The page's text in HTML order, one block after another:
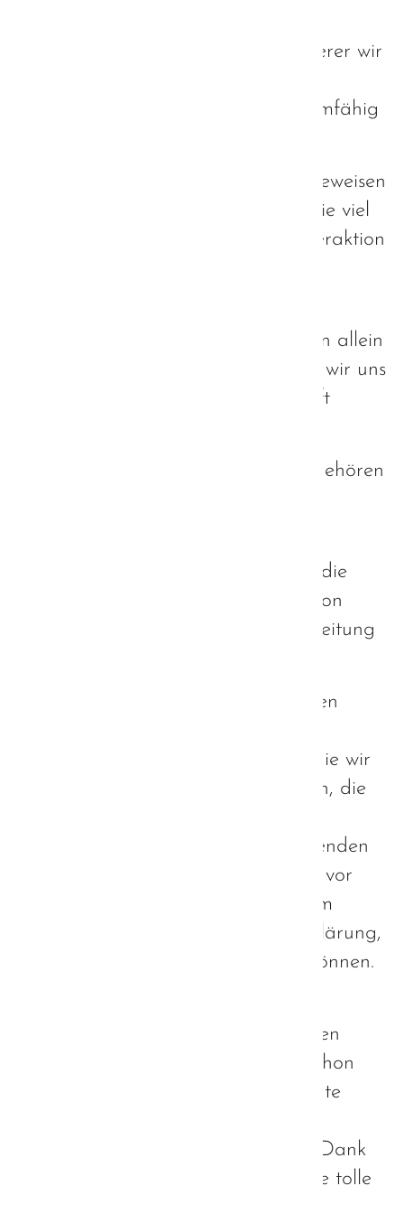
Rahmenbedingungen, innerhalb derer wir
können wir durchaus eloquent, teamfähig
Wir hätten den Außenstehenden beweisen
können, wie gesellig wir sind und wie viel
Spaß uns eine gesellschaftliche Interaktion
Rahmenbedingungen passen... denn allein
diese entscheiden darüber, wie gut wir uns
Autisten in die soziale Gemeinschaft
Ihr bestimmt also, ob ihr uns dazugehören
Autismus-Strategie als Chance für die
Verbesserung der Lebensqualität von
Autisten, sondern bereits die Erarbeitung
Durch unsere aktive Mitarbeit in den
äußerst produktiven Ergebnissen, die wir
dort erzielen, sowie die Diskussionen, die
vermögen, führen wir den dort sitzenden
Verantwortlichen nur allzu deutlich vor
Augen, zu was Autisten zu leisten im
Stande sind. Das ist die beste Aufklärung,
die wir in diesem Rahmen leisten können.
Projektgruppe Autisten für den tollen
gestrigen Abend und freue mich schon
auf das nächste Treffen und die gute
Selbstverständlich auch herzlichen Dank
meiner Mitmoderatorin Silke für die tolle